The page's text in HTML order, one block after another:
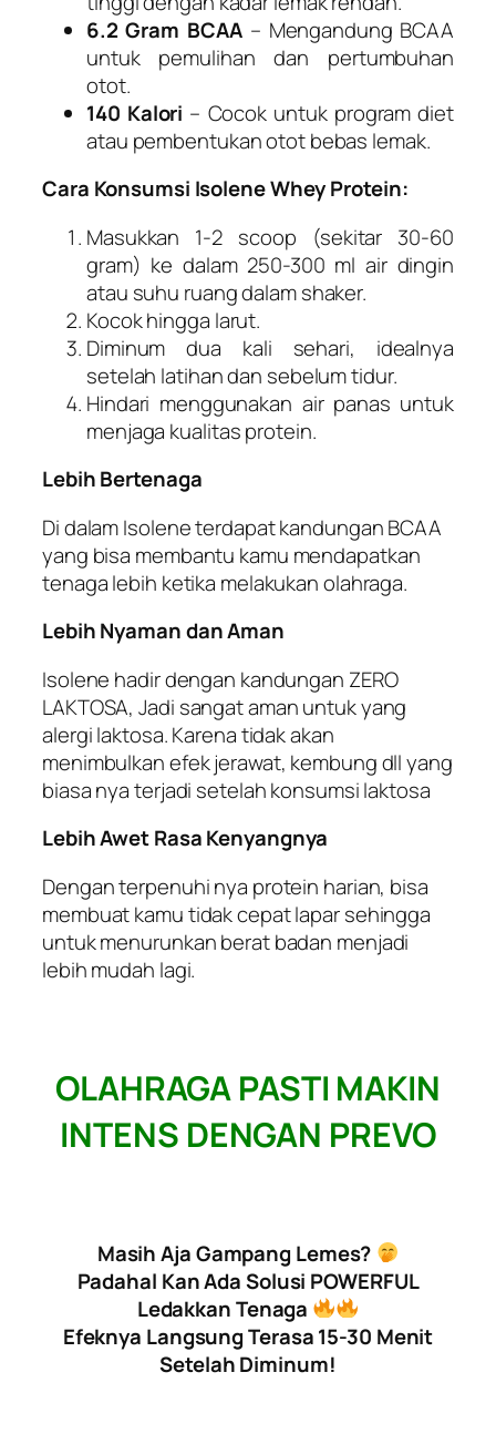
6.2 Gram BCAA – Mengandung BCAA
untuk pemulihan dan pertumbuhan
otot.
140 Kalori – Cocok untuk program diet
atau pembentukan otot bebas lemak.
Cara Konsumsi Isolene Whey Protein:
Masukkan 1-2 scoop (sekitar 30-60
gram) ke dalam 250-300 ml air dingin
atau suhu ruang dalam shaker.
Kocok hingga larut.
Diminum dua kali sehari, idealnya
setelah latihan dan sebelum tidur.
Hindari menggunakan air panas untuk
menjaga kualitas protein.
Lebih Bertenaga
Di dalam Isolene terdapat kandungan BCAA
yang bisa membantu kamu mendapatkan
tenaga lebih ketika melakukan olahraga.
Lebih Nyaman dan Aman
Isolene hadir dengan kandungan ZERO
LAKTOSA, Jadi sangat aman untuk yang
alergi laktosa. Karena tidak akan
menimbulkan efek jerawat, kembung dll yang
biasa nya terjadi setelah konsumsi laktosa
Lebih Awet Rasa Kenyangnya
Dengan terpenuhi nya protein harian, bisa
membuat kamu tidak cepat lapar sehingga
untuk menurunkan berat badan menjadi
lebih mudah lagi.
OLAHRAGA PASTI MAKIN
INTENS DENGAN PREVO
Masih Aja Gampang Lemes?
Padahal Kan Ada Solusi POWERFUL
Ledakkan Tenaga
Efeknya Langsung Terasa 15-30 Menit
Setelah Diminum!​